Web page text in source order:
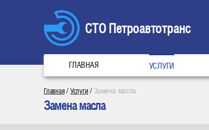
СТО Петроавтотранс
ГЛАВНАЯ УСЛУГИ
Главная/ Услуги / Замена масла
Замена масла